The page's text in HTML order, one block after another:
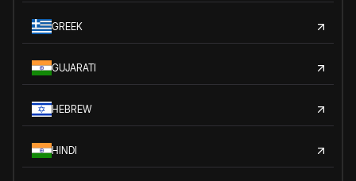
GREEK
GUJARATI
HEBREW
HINDI